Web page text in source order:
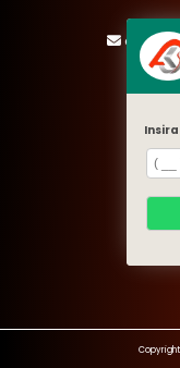
Copyright